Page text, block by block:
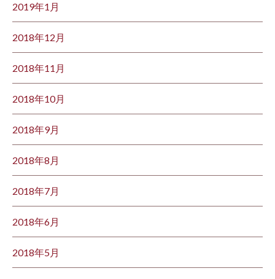
2019年1月
2018年12月
2018年11月
2018年10月
2018年9月
2018年8月
2018年7月
2018年6月
2018年5月